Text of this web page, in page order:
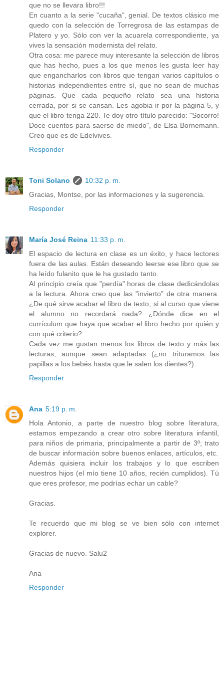
que no se llevara libro!!!
En cuanto a la serie "cucaña", genial. De textos clásico me
quedo con la selección de Torregrosa de las estampas de
Platero y yo. Sólo con ver la acuarela correspondiente, ya
vives la sensación modernista del relato.
Otra cosa: me parece muy interesante la selección de libros
que has hecho, pues a los que menos les gusta leer hay
que engancharlos con libros que tengan varios capítulos o
historias independientes entre sí, que no sean de muchas
páginas. Que cada pequeño relato sea una historia
cerrada, por si se cansan. Les agobia ir por la página 5, y
que el libro tenga 220. Te doy otro título parecido: "Socorro!
Doce cuentos para saerse de miedo", de Elsa Bornemann.
Creo que es de Edelvives.
Responder
Toni Solano
10:32 p. m.
Gracias, Montse, por las informaciones y la sugerencia.
Responder
María José Reina 11:33 p. m.
El espacio de lectura en clase es un éxito, y hace lectores
fuera de las aulas. Están deseando leerse ese libro que se
ha leído fulanito que le ha gustado tanto.
Al principio creía que "perdía" horas de clase dedicándolas
a la lectura. Ahora creo que las "invierto" de otra manera.
¿De qué sirve acabar el libro de texto, si al curso que viene
el alumno no recordará nada? ¿Dónde dice en el
currículum que haya que acabar el libro hecho por quién y
con qué criterio?
Cada vez me gustan menos los libros de texto y más las
lecturas, aunque sean adaptadas (¿no trituramos las
papillas a los bebés hasta que le salen los dientes?).
Responder
Ana 5:19 p. m.
Hola Antonio, a parte de nuestro blog sobre literatura,
estamos empezando a crear otro sobre literatura infantil,
para niños de primaria, principalmente a partir de 3º; trato
de buscar información sobre buenos enlaces, artículos, etc.
Además quisiera incluir los trabajos y lo que escriben
nuestros hijos (el mío tiene 10 años, recién cumplidos). Tú
que eres profesor, me podrías echar un cable?
Gracias.
Te recuerdo que mi blog se ve bien sólo con internet
explorer.
Gracias de nuevo. Salu2
Ana
Responder